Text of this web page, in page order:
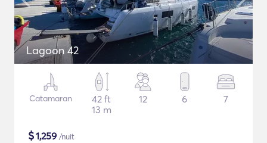
Lagoon 42
Catamaran
42 ft
13 m
12 6 7
$1,259 /nuit